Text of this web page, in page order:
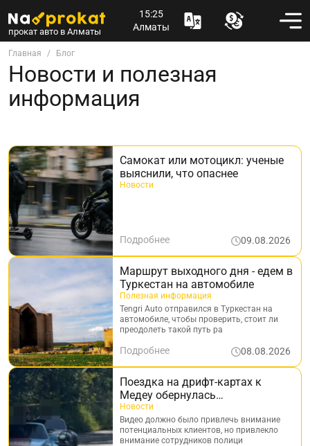
прокат авто в Алматы
15:25
Алматы
Новости и полезная
информация
Главная Блог
Самокат или мотоцикл: ученые
выяснили, что опаснее
Новости
Подробнее 09.08.2026
Маршрут выходного дня - едем в
Туркестан на автомобиле
Полезная информация
Tengri Auto отправился в Туркестан на
автомобиле, чтобы проверить, стоит ли
преодолеть такой путь ра
Подробнее 08.08.2026
Поездка на дрифт-картах к
Медеу обернулась
штрафстоянкой
Новости
Видео должно было привлечь внимание
потенциальных клиентов, но привлекло
внимание сотрудников полици